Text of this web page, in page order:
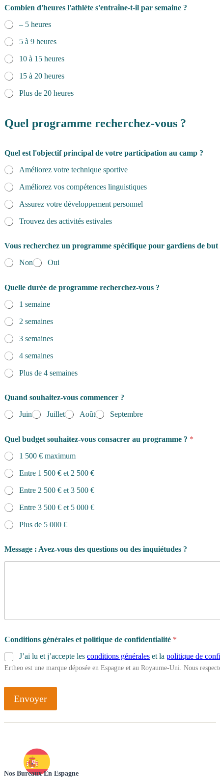
Combien d'heures l'athlète s'entraîne-t-il par semaine ?
– 5 heures
5 à 9 heures
10 à 15 heures
15 à 20 heures
Plus de 20 heures
Quel programme recherchez-vous ?
Quel est l'objectif principal de votre participation au camp ?
Améliorez votre technique sportive
Améliorez vos compétences linguistiques
Assurez votre développement personnel
Trouvez des activités estivales
Vous recherchez un programme spécifique pour gardiens de but
Non
Oui
Quelle durée de programme recherchez-vous ?
1 semaine
2 semaines
3 semaines
4 semaines
Plus de 4 semaines
Quand souhaitez-vous commencer ?
Juin
Juillet Août Septembre
Quel budget souhaitez-vous consacrer au programme ? *
1 500 € maximum
Entre 1 500 € et 2 500 €
Entre 2 500 € et 3 500 €
Entre 3 500 € et 5 000 €
Plus de 5 000 €
Message : Avez-vous des questions ou des inquiétudes ?
Conditions générales et politique de confidentialité *
J’ai lu et j’accepte les conditions générales et la politique de
Ertheo est une marque déposée en Espagne et au Royaume-Uni. Nous
Envoyer
Nos Bureaux En Espagne